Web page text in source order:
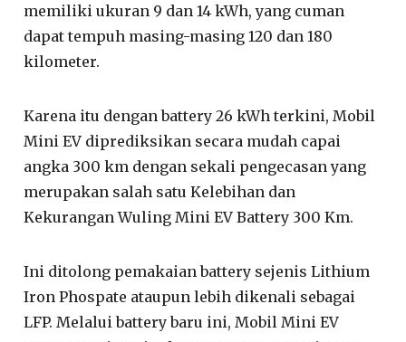
memiliki ukuran 9 dan 14 kWh, yang cuman
dapat tempuh masing-masing 120 dan 180
kilometer.
Karena itu dengan battery 26 kWh terkini, Mobil
Mini EV diprediksikan secara mudah capai
angka 300 km dengan sekali pengecasan yang
merupakan salah satu Kelebihan dan
Kekurangan Wuling Mini EV Battery 300 Km.
Ini ditolong pemakaian battery sejenis Lithium
Iron Phospate ataupun lebih dikenali sebagai
LFP. Melalui battery baru ini, Mobil Mini EV